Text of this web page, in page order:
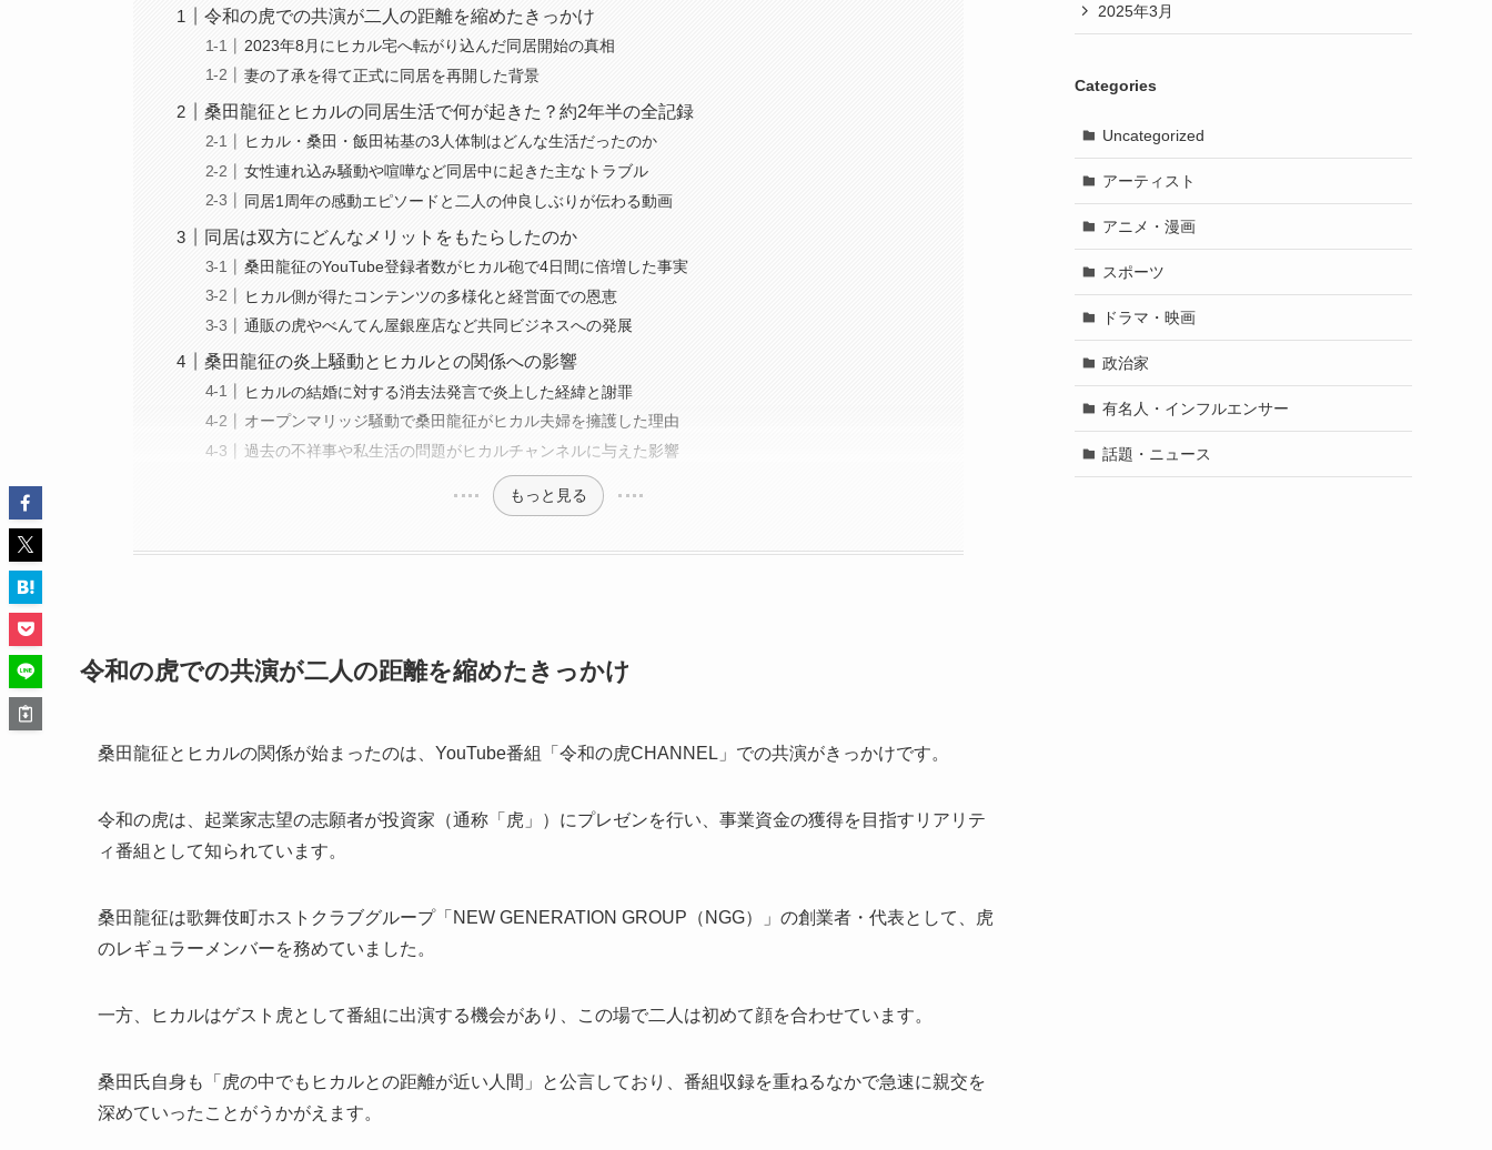
令和の虎での共演が二人の距離を縮めたきっかけ
2023年8月にヒカル宅へ転がり込んだ同居開始の真相
妻の了承を得て正式に同居を再開した背景
桑田龍征とヒカルの同居生活で何が起きた？約2年半の全記録
ヒカル・桑田・飯田祐基の3人体制はどんな生活だったのか
女性連れ込み騒動や喧嘩など同居中に起きた主なトラブル
同居1周年の感動エピソードと二人の仲良しぶりが伝わる動画
同居は双方にどんなメリットをもたらしたのか
桑田龍征のYouTube登録者数がヒカル砲で4日間に倍増した事実
ヒカル側が得たコンテンツの多様化と経営面での恩恵
通販の虎やべんてん屋銀座店など共同ビジネスへの発展
桑田龍征の炎上騒動とヒカルとの関係への影響
ヒカルの結婚に対する消去法発言で炎上した経緯と謝罪
オープンマリッジ騒動で桑田龍征がヒカル夫婦を擁護した理由
過去の不祥事や私生活の問題がヒカルチャンネルに与えた影響
もっと見る
令和の虎での共演が二人の距離を縮めたきっかけ
桑田龍征とヒカルの関係が始まったのは、YouTube番組「令和の虎CHANNEL」での共演がきっかけです。
令和の虎は、起業家志望の志願者が投資家（通称「虎」）にプレゼンを行い、事業資金の獲得を目指すリアリテ
ィ番組として知られています。
桑田龍征は歌舞伎町ホストクラブグループ「NEW GENERATION GROUP（NGG）」の創業者・代表として、虎
のレギュラーメンバーを務めていました。
一方、ヒカルはゲスト虎として番組に出演する機会があり、この場で二人は初めて顔を合わせています。
桑田氏自身も「虎の中でもヒカルとの距離が近い人間」と公言しており、番組収録を重ねるなかで急速に親交を
深めていったことがうかがえます。
2025年3月
Categories
Uncategorized
アーティスト
アニメ・漫画
スポーツ
ドラマ・映画
政治家
有名人・インフルエンサー
話題・ニュース